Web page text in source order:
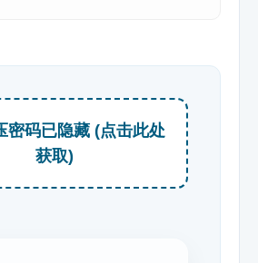
密码已隐藏 (点击此处
获取)